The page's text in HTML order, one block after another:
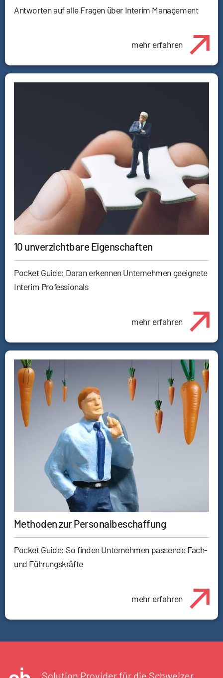
Antworten auf alle Fragen über Interim Management
mehr erfahren
10 unverzichtbare Eigenschaften
Pocket Guide: Daran erkennen Unternehmen geeignete
Interim Professionals
mehr erfahren
Methoden zur Personalbeschaffung
Pocket Guide: So finden Unternehmen passende Fach-
und Führungskräfte
mehr erfahren
Solution Provider für die Schweizer